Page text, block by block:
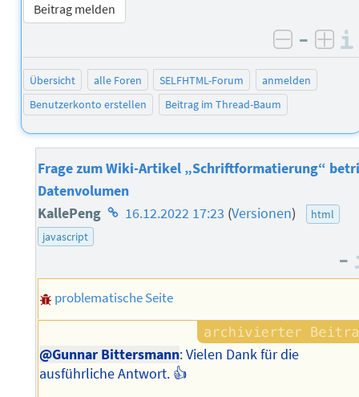
Beitrag melden
negativ
–
Übersicht alle Foren SELFHTML-Forum
anmelden
Benutzerkonto erstellen
Beitrag im Thread-Baum
Frage zum Wiki-Artikel „Schriftformatierung“
Datenvolumen
KallePeng Homepage
16.12.2022 17:23 (Versionen)
html
javascript
–
problematische Seite
@Gunnar Bittersmann: Vielen Dank für die
ausführliche Antwort. 👍